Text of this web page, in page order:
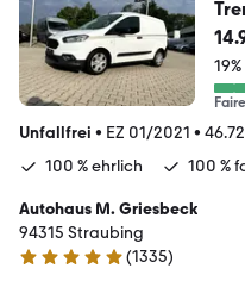
Unfallfrei • EZ 01/2021 •
100 % ehrlich
100 %
Autohaus M. Griesbeck
94315 Straubing
4.9 Sterne
(1335)